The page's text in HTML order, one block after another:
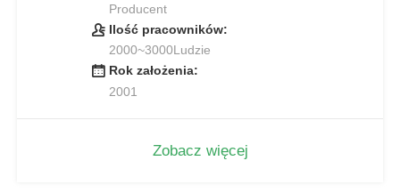
Producent
Ilość pracowników:
2000~3000Ludzie
Rok założenia:
2001
Zobacz więcej